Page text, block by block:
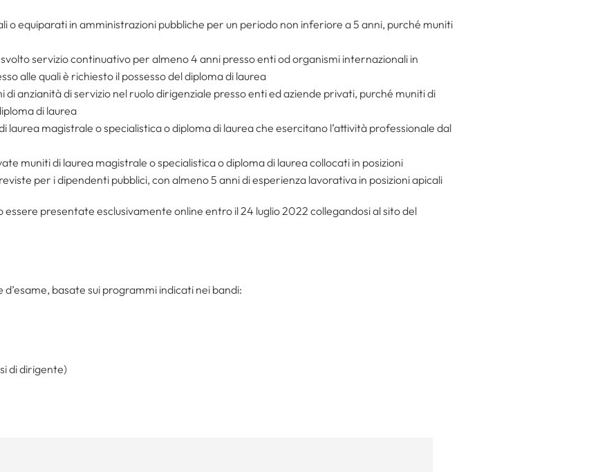
o equiparati in amministrazioni pubbliche per un periodo non inferiore a 5 anni, purché muniti
servizio continuativo per almeno 4 anni presso enti od organismi internazionali in
alle quali è richiesto il possesso del diploma di laurea
di anzianità di servizio nel ruolo dirigenziale presso enti ed aziende privati, purché muniti di
di laurea
laurea magistrale o specialistica o diploma di laurea che esercitano l’attività professionale dal
muniti di laurea magistrale o specialistica o diploma di laurea collocati in posizioni
per i dipendenti pubblici, con almeno 5 anni di esperienza lavorativa in posizioni apicali
essere presentate esclusivamente online entro il 24 luglio 2022 collegandosi al sito del
basate sui programmi indicati nei bandi:
di dirigente)